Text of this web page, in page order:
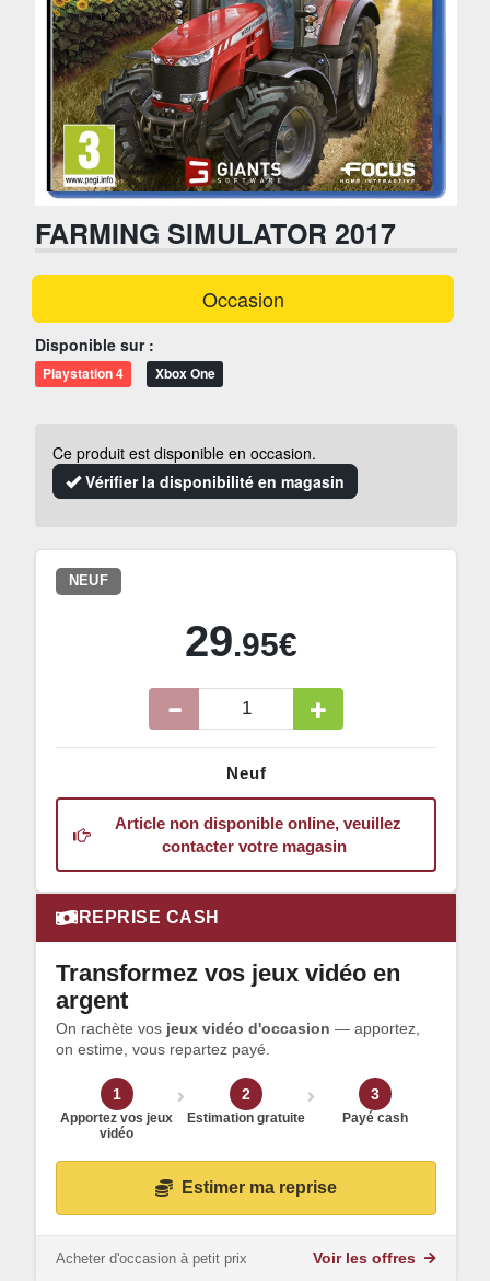
FARMING SIMULATOR 2017
Occasion
Disponible sur :
Playstation 4 Xbox One
Ce produit est disponible en occasion.
Vérifier la disponibilité en magasin
NEUF
29.95€
Neuf
Article non disponible online, veuillez
contacter votre magasin
REPRISE CASH
Transformez vos jeux vidéo en
argent
On rachète vos jeux vidéo d'occasion — apportez,
on estime, vous repartez payé.
1
Apportez vos jeux
vidéo
2
Estimation gratuite
3
Payé cash
Estimer ma reprise
Acheter d'occasion à petit prix Voir les offres